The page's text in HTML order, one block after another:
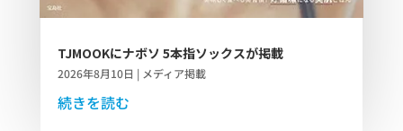
TJMOOKにナボソ 5本指ソックスが掲載
2026年8月10日 | メディア掲載
続きを読む